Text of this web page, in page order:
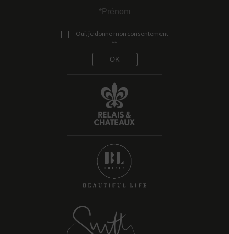
Oui, je donne mon consentement
**